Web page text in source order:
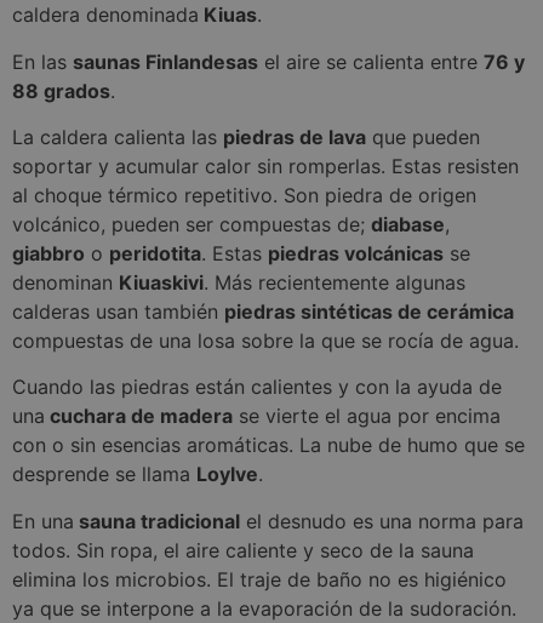
caldera denominada Kiuas.
En las saunas Finlandesas el aire se calienta entre 76 y
88 grados.
La caldera calienta las piedras de lava que pueden
soportar y acumular calor sin romperlas. Estas resisten
al choque térmico repetitivo. Son piedra de origen
volcánico, pueden ser compuestas de; diabase,
giabbro o peridotita. Estas piedras volcánicas se
denominan Kiuaskivi. Más recientemente algunas
calderas usan también piedras sintéticas de cerámica
compuestas de una losa sobre la que se rocía de agua.
Cuando las piedras están calientes y con la ayuda de
una cuchara de madera se vierte el agua por encima
con o sin esencias aromáticas. La nube de humo que se
desprende se llama Loylve.
En una sauna tradicional el desnudo es una norma para
todos. Sin ropa, el aire caliente y seco de la sauna
elimina los microbios. El traje de baño no es higiénico
ya que se interpone a la evaporación de la sudoración.